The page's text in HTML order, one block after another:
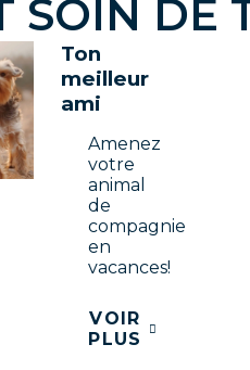
SOIN DE
Ton
meilleur
ami
Amenez
votre
animal
de
compagnie
en
vacances!
VOIR
PLUS